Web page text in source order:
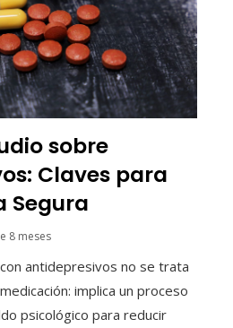
sobre
Claves para
Segura
8 meses
antidepresivos no se trata
implica un proceso
psicológico para reducir